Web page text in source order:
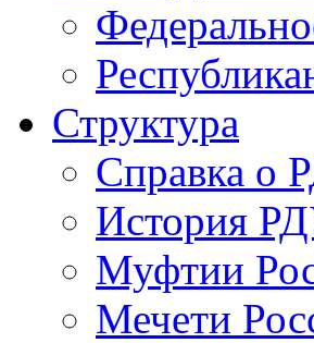
Структура
Справка о
История
Муфтии
Мечети